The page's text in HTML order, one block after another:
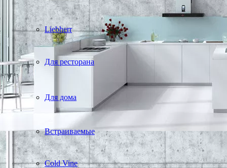
Liebherr
Для ресторана
Для дома
Встраиваемые
Cold Vine